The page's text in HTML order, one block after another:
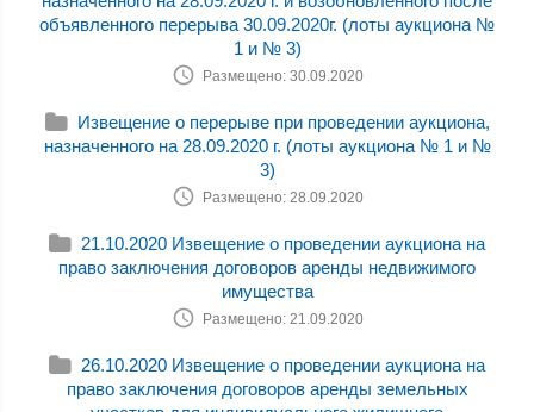
объявленного перерыва 30.09.2020г. (лоты аукциона №
1 и № 3)
Размещено: 30.09.2020
Извещение о перерыве при проведении аукциона,
назначенного на 28.09.2020 г. (лоты аукциона № 1 и №
3)
Размещено: 28.09.2020
21.10.2020 Извещение о проведении аукциона на
право заключения договоров аренды недвижимого
имущества
Размещено: 21.09.2020
26.10.2020 Извещение о проведении аукциона на
право заключения договоров аренды земельных